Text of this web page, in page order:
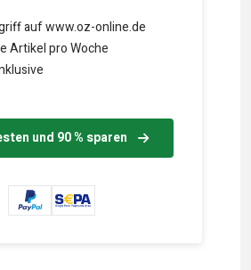
auf www.oz-online.de
Artikel pro Woche
und 90 % sparen